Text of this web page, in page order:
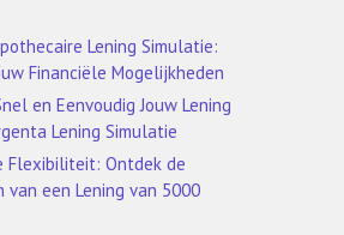
Lening Simulatie:
Financiële Mogelijkheden
en Eenvoudig Jouw Lening
Lening Simulatie
Flexibiliteit: Ontdek de
van een Lening van 5000